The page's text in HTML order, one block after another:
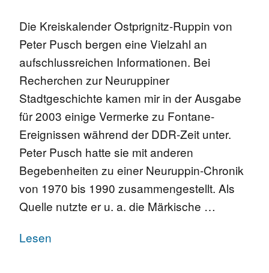
Die Kreiskalender Ostprignitz-Ruppin von
Peter Pusch bergen eine Vielzahl an
aufschlussreichen Informationen. Bei
Recherchen zur Neuruppiner
Stadtgeschichte kamen mir in der Ausgabe
für 2003 einige Vermerke zu Fontane-
Ereignissen während der DDR-Zeit unter.
Peter Pusch hatte sie mit anderen
Begebenheiten zu einer Neuruppin-Chronik
von 1970 bis 1990 zusammengestellt. Als
Quelle nutzte er u. a. die Märkische …
Lesen